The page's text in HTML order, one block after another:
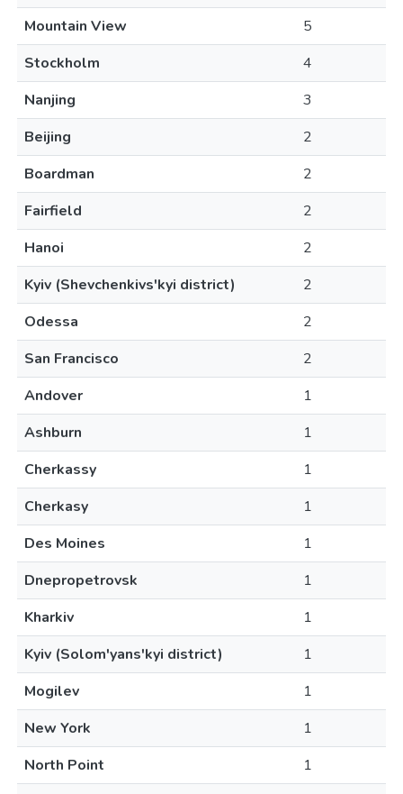
Mountain View
5
Stockholm
4
Nanjing
3
Beijing
2
Boardman
2
Fairfield
2
Hanoi
2
Kyiv (Shevchenkivs'kyi district)
2
Odessa
2
San Francisco
2
Andover
1
Ashburn
1
Cherkassy
1
Cherkasy
1
Des Moines
1
Dnepropetrovsk
1
Kharkiv
1
Kyiv (Solom'yans'kyi district)
1
Mogilev
1
New York
1
North Point
1